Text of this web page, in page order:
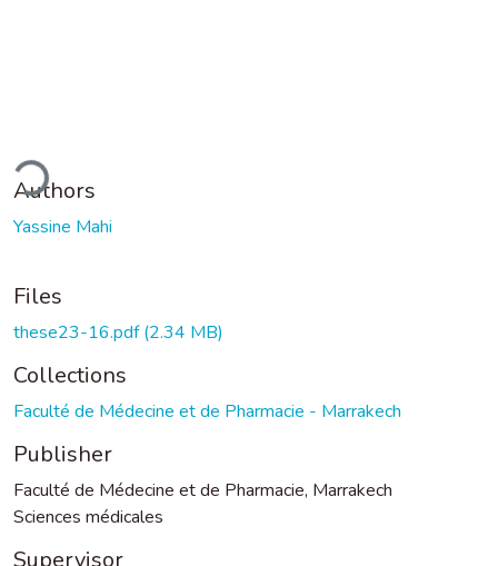
Authors
Yassine Mahi
Files
these23-16.pdf(2.34 MB)
Collections
Faculté de Médecine et de Pharmacie - Marrakech
Publisher
Faculté de Médecine et de Pharmacie, Marrakech
Sciences médicales
Supervisor